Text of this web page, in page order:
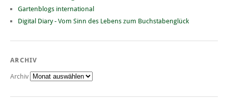
Gartenblogs international
Digital Diary - Vom Sinn des Lebens zum Buchstabenglück
ARCHIV
Archiv